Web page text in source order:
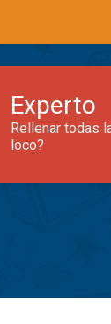
Experto
Rellenar todas
loco?